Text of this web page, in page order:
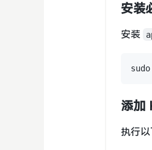
安装
安装
添加
执行以